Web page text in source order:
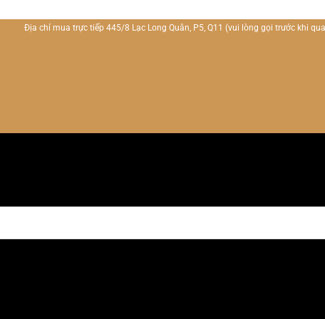
Địa chỉ mua trực tiếp 445/8 Lạc Long Quân, P5, Q11 (vui lòng gọi trước khi